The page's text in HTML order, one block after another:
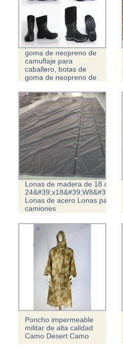
Varias botas de goma
de lluvia para hombre,
goma de camuflaje
para hombre, funda de
goma de neopreno de
camuflaje para
caballero, botas de
goma de neopreno de
impermeables, botas
de preservación del
calor Hi-Q
Lonas de madera de 18 oz
24&#39;x18&#39;W8&#39;drop
Lonas de acero Lonas para
camiones
Poncho impermeable
militar de alta calidad
Camo Desert Camo